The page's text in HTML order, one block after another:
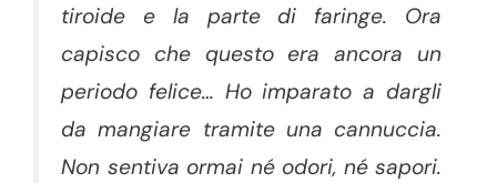
tiroide e la parte di faringe. Ora
capisco che questo era ancora un
periodo felice… Ho imparato a dargli
da mangiare tramite una cannuccia.
Non sentiva ormai né odori, né sapori.